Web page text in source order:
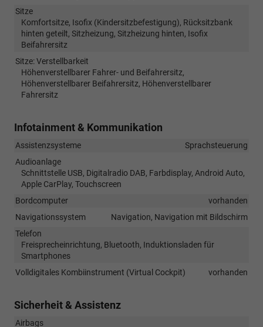
Sitze
Komfortsitze, Isofix (Kindersitzbefestigung), Rücksitzbank
hinten geteilt, Sitzheizung, Sitzheizung hinten, Isofix
Beifahrersitz
Sitze: Verstellbarkeit
Höhenverstellbarer Fahrer- und Beifahrersitz,
Höhenverstellbarer Beifahrersitz, Höhenverstellbarer
Fahrersitz
Infotainment & Kommunikation
Assistenzsysteme
Sprachsteuerung
Audioanlage
Schnittstelle USB, Digitalradio DAB, Farbdisplay, Android Auto,
Apple CarPlay, Touchscreen
Bordcomputer
vorhanden
Navigationssystem
Navigation, Navigation mit Bildschirm
Telefon
Freisprecheinrichtung, Bluetooth, Induktionsladen für
Smartphones
Volldigitales Kombiinstrument (Virtual Cockpit)
vorhanden
Sicherheit & Assistenz
Airbags